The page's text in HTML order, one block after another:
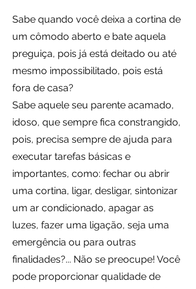
Sabe quando você deixa a cortina de
um cômodo aberto e bate aquela
preguiça, pois já está deitado ou até
mesmo impossibilitado, pois está
fora de casa?
Sabe aquele seu parente acamado,
idoso, que sempre fica constrangido,
pois, precisa sempre de ajuda para
executar tarefas básicas e
importantes, como: fechar ou abrir
uma cortina, ligar, desligar, sintonizar
um ar condicionado, apagar as
luzes, fazer uma ligação, seja uma
emergência ou para outras
finalidades?... Não se preocupe! Você
pode proporcionar qualidade de